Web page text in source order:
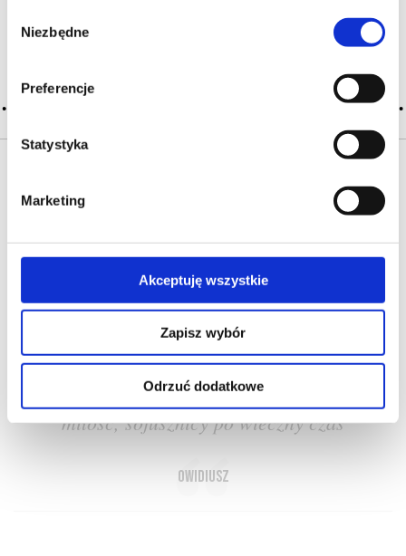
zgody
Niezbędne
Preferencje
Statystyka
Marketing
Akceptuję wszystkie
Zapisz wybór
Odrzuć dodatkowe
twarde lub szorstkie taniny, nadmiar … Więcej pospolite →
OFERTA ONLINE PRODUCENCI
PRZEWODNIK
SŁOWNIK
Rozgrzewa krew, oczom daje blask - wino i
miłość, sojusznicy po wieczny czas
Owidiusz